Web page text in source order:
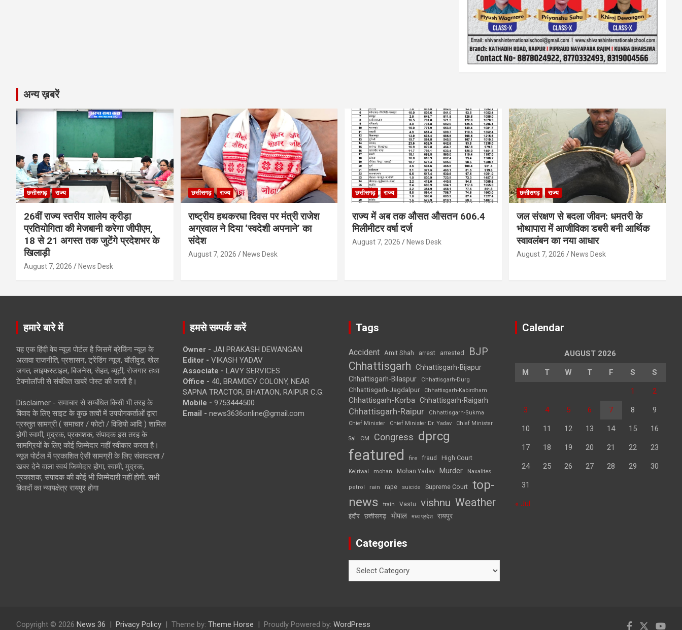
अन्य ख़बरें
छत्तीसगढ़ राज्य
26वीं राज्य स्तरीय शालेय क्रीड़ा
प्रतियोगिता की मेजबानी करेगा जीपीएम,
18 से 21 अगस्त तक जुटेंगे प्रदेशभर के
खिलाड़ी
August 7, 2026 News Desk
छत्तीसगढ़ राज्य
राष्ट्रीय हथकरघा दिवस पर मंत्री राजेश
अग्रवाल ने दिया ‘स्वदेशी अपनाने’ का
संदेश
August 7, 2026 News Desk
छत्तीसगढ़ राज्य
राज्य में अब तक औसत औसतन 606.4
मिलीमीटर वर्षा दर्ज
August 7, 2026 News Desk
छत्तीसगढ़ राज्य
जल संरक्षण से बदला जीवन: धमतरी के
भोथापारा में आजीविका डबरी बनी आर्थिक
स्वावलंबन का नया आधार
August 7, 2026 News Desk
हमारे बारे में
यह एक हिंदी वेब न्यूज़ पोर्टल है जिसमें ब्रेकिंग न्यूज़ के
अलावा राजनीति, प्रशासन, ट्रेंडिंग न्यूज, बॉलीवुड, खेल
जगत, लाइफस्टाइल, बिजनेस, सेहत, ब्यूटी, रोजगार तथा
टेक्नोलॉजी से संबंधित खबरें पोस्ट की जाती है।
Disclaimer - समाचार से सम्बंधित किसी भी तरह के
विवाद के लिए साइट के कुछ तत्वों में उपयोगकर्ताओं द्वारा
प्रस्तुत सामग्री ( समाचार / फोटो / विडियो आदि ) शामिल
होगी स्वामी, मुद्रक, प्रकाशक, संपादक इस तरह के
सामग्रियों के लिए कोई ज़िम्मेदार नहीं स्वीकार करता है।
न्यूज़ पोर्टल में प्रकाशित ऐसी सामग्री के लिए संवाददाता /
खबर देने वाला स्वयं जिम्मेदार होगा, स्वामी, मुद्रक,
प्रकाशक, संपादक की कोई भी जिम्मेदारी नहीं होगी. सभी
विवादों का न्यायक्षेत्र रायपुर होगा
हमसे सम्पर्क करें
Owner - JAI PRAKASH DEWANGAN
Editor - VIKASH YADAV
Associate - LAVY SERVICES
Office - 40, BRAMDEV COLONY, NEAR
SAPNA TRACTOR, BHATAON, RAIPUR C.G.
Mobile - 9753444500
Email - news3636online@gmail.com
Tags
Accident Amit Shah arrest arrested BJP
Chhattisgarh
Chhattisgarh-Bijapur
Chhattisgarh-Bilaspur
Chhattisgarh-Durg
Chhattisgarh-Jagdalpur Chhattisgarh-Kabirdham
Chhattisgarh-Korba Chhattisgarh-Raigarh
Chhattisgarh-Raipur
Chhattisgarh-Sukma
Chief Minister
Chief Minister Dr. Yadav Chief Minister
Sai CM Congress dprcg
featured fire fraud High Court
Kejriwal mohan Mohan Yadav Murder Naxalites
petrol rain rape suicide Supreme Court top-
news
train Vastu vishnu Weather
इंदौर छत्तीसगढ़ भोपाल मध्य प्रदेश रायपुर
Categories
Calendar
AUGUST 2026
M T W T F S S
1 2
3 4 5 6 7 8 9
10 11 12 13 14 15 16
17 18 19 20 21 22 23
24 25 26 27 28 29 30
31
« Jul
Copyright © 2026 News 36 Privacy Policy Theme by: Theme Horse Proudly Powered by: WordPress